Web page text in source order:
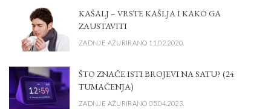
KAŠALJ – VRSTE KAŠLJA I KAKO GA
ZAUSTAVITI
ZADNJE AŽURIRANO 11.02.2020.
ŠTO ZNAČE ISTI BROJEVI NA SATU? (24
TUMAČENJA)
ZADNJE AŽURIRANO 05.04.2023.